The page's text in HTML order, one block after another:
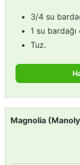
3/4 su
1 su bardağı
Tuz.
Magnolia